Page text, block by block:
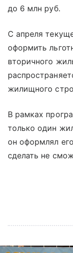
до 6 млн руб.
С апреля
оформить
вторичного
жилищного
В рамках
только один
он оформлял
сделать не